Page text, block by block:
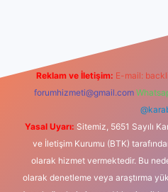
Reklam ve İletişim: E-mail:
forumhizmeti@gmail.com
Yasal Uyarı: Sitemiz, 5651 Sayılı
ve İletişim Kurumu (BTK)
olarak hizmet vermektedir. Bu
olarak denetleme veya araştırma